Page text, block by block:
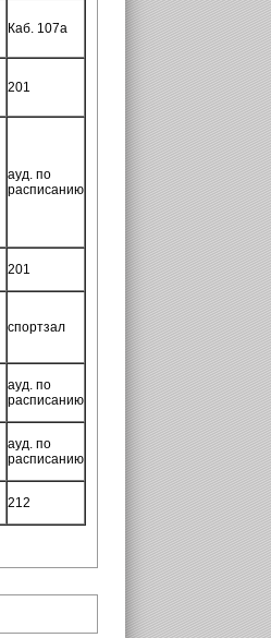
Каб. 107а
201
ауд. по
расписанию
201
спортзал
ауд. по
расписанию
ауд. по
расписанию
212